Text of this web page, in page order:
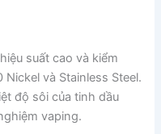
suất cao và kiểm
và Stainless Steel.
độ sôi của tinh dầu
vaping.